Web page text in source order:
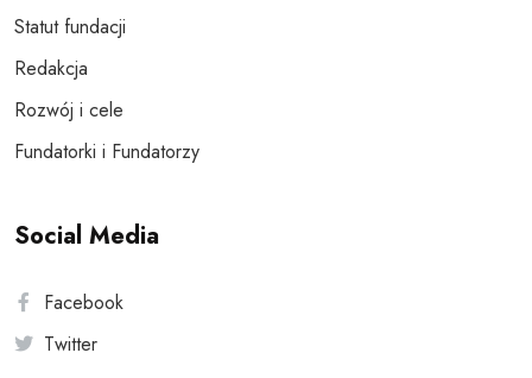
Statut fundacji
Redakcja
Rozwój i cele
Fundatorki i Fundatorzy
Social Media
Facebook
Twitter